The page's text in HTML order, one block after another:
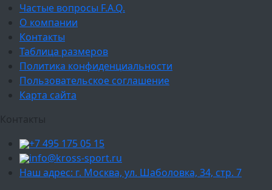
Частые вопросы F.A.Q.
О компании
Контакты
Таблица размеров
Политика конфиденциальности
Пользовательское соглашение
Карта сайта
Контакты
+7 495 175 05 15
info@kross-sport.ru
Наш адрес: г. Москва, ул. Шаболовка, 34, стр. 7